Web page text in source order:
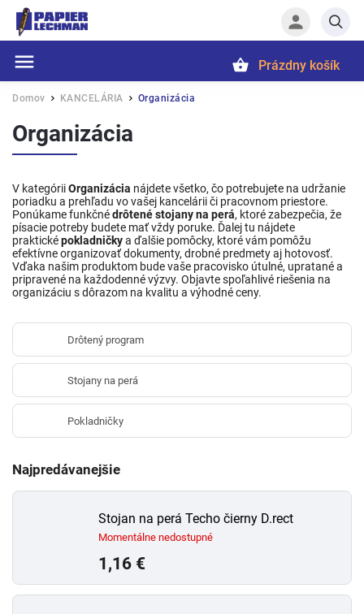
Hľadať
Prázdny košík
Domov / KANCELÁRIA / Organizácia
Organizácia
V kategóriiOrganizácia nájdete všetko, čo potrebujete na udržanie
poriadku a prehľadu vo vašej kancelárii či pracovnom priestore.
Ponúkame funkčnédrôtené stojany na perá, ktoré zabezpečia, že
písacie potreby budete mať vždy poruke. Ďalej tu nájdete
prakticképokladničkya ďalšie pomôcky, ktoré vám pomôžu
efektívne organizovať dokumenty, drobné predmety aj hotovosť.
Vďaka našim produktom bude vaše pracovisko útulné, upratané a
pripravené na každodenné výzvy. Objavte spoľahlivé riešenia na
organizáciu s dôrazom na kvalitu a výhodné ceny.
Drôtený program
Stojany na perá
Pokladničky
Najpredávanejšie
Stojan na perá Techo čierny D.rect
Momentálne nedostupné
1,16 €